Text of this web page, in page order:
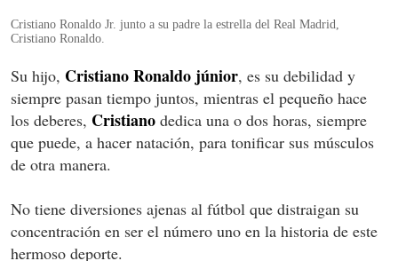
Cristiano Ronaldo Jr. junto a su padre la estrella del Real Madrid,
Cristiano Ronaldo.
Su hijo, Cristiano Ronaldo júnior, es su debilidad y
siempre pasan tiempo juntos, mientras el pequeño hace
los deberes, Cristiano dedica una o dos horas, siempre
que puede, a hacer natación, para tonificar sus músculos
de otra manera.
No tiene diversiones ajenas al fútbol que distraigan su
concentración en ser el número uno en la historia de este
hermoso deporte.